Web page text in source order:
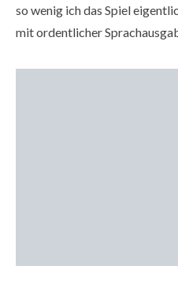
so wenig ich das Spiel
mit ordentlicher